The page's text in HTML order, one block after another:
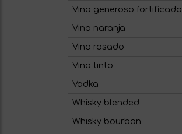
Vino generoso fortificado
Vino naranja
Vino rosado
Vino tinto
Vodka
Whisky blended
Whisky bourbon